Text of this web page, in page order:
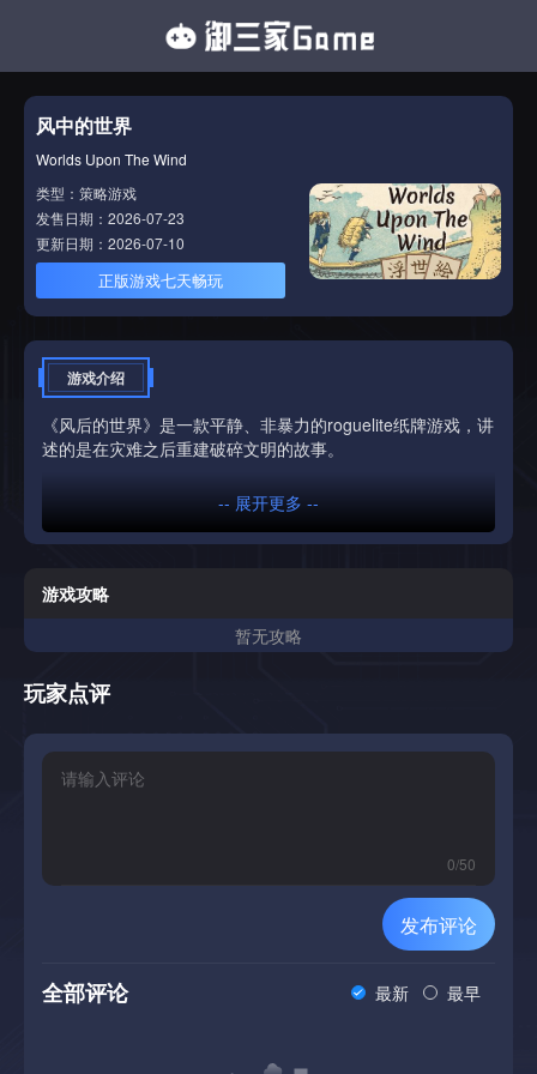
风中的世界
Worlds Upon The Wind
类型：策略游戏
发售日期：2026-07-23
更新日期：2026-07-10
正版游戏七天畅玩
游戏介绍
《风后的世界》是一款平静、非暴力的roguelite纸牌游戏，讲
述的是在灾难之后重建破碎文明的故事。
-- 展开更多 --
游戏攻略
暂无攻略
玩家点评
0/50
发布评论
全部评论 最新 最早